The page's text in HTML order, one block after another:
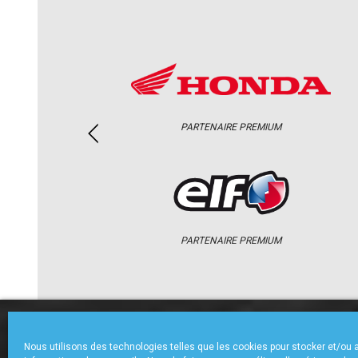
Nous utilisons des technologies telles que les cookies pour stocker et/ou
PARTENAIRE PREMIUM
PARTENAIRE PREMIUM
ACCUEIL CHAMPIONNAT